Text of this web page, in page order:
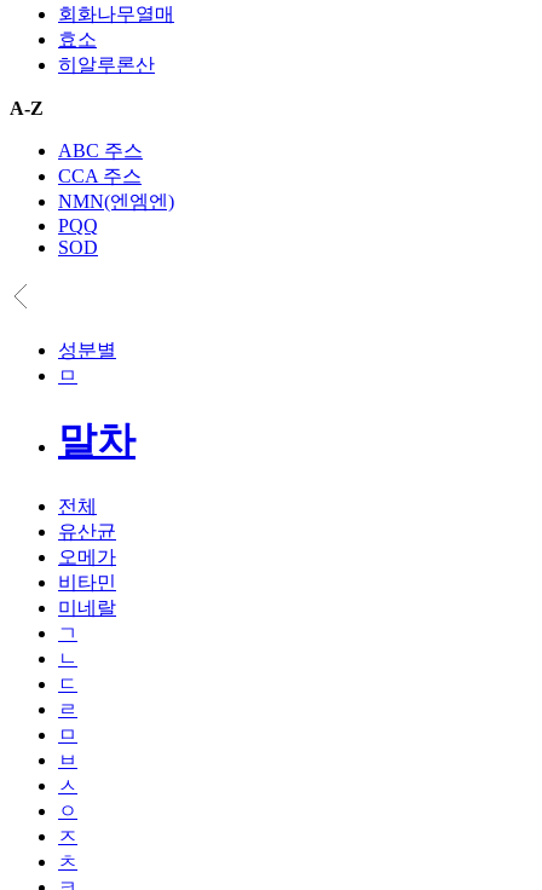
회화나무열매
효소
히알루론산
A-Z
ABC 주스
CCA 주스
NMN(엔엠엔)
PQQ
SOD
성분별
ㅁ
말차
전체
유산균
오메가
비타민
미네랄
ㄱ
ㄴ
ㄷ
ㄹ
ㅁ
ㅂ
ㅅ
ㅇ
ㅈ
ㅊ